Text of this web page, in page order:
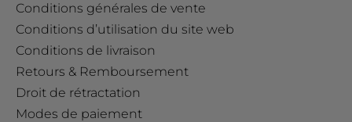
Conditions générales de vente
Conditions d’utilisation du site web
Conditions de livraison
Retours & Remboursement
Droit de rétractation
Modes de paiement